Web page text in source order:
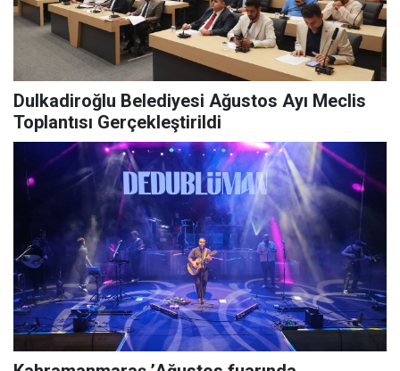
Dulkadiroğlu Belediyesi Ağustos Ayı Meclis
Toplantısı Gerçekleştirildi